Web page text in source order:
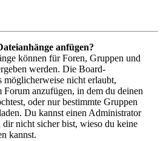
anfügen?
können für Foren, Gruppen und
werden. Die Board-
möglicherweise nicht erlaubt,
Forum anzufügen, in dem du deinen
oder nur bestimmte Gruppen
Du kannst einen Administrator
nicht sicher bist, wieso du keine
kannst.